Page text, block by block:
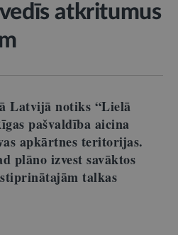
atkritumus
Latvijā notiks “Lielā
pašvaldība aicina
apkārtnes teritorijas.
plāno izvest savāktos
talkas